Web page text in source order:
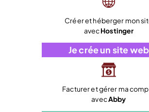
Créer et héberger mon
avecHostinger
Je crée un site web
Facturer et gérer ma
avecAbby